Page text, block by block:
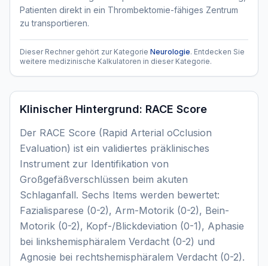
Patienten direkt in ein Thrombektomie-fähiges Zentrum
zu transportieren.
Dieser Rechner gehört zur Kategorie Neurologie. Entdecken Sie
weitere medizinische Kalkulatoren in dieser Kategorie.
Klinischer Hintergrund: RACE Score
Der RACE Score (Rapid Arterial oCclusion
Evaluation) ist ein validiertes präklinisches
Instrument zur Identifikation von
Großgefäßverschlüssen beim akuten
Schlaganfall. Sechs Items werden bewertet:
Fazialisparese (0-2), Arm-Motorik (0-2), Bein-
Motorik (0-2), Kopf-/Blickdeviation (0-1), Aphasie
bei linkshemisphäralem Verdacht (0-2) und
Agnosie bei rechtshemisphäralem Verdacht (0-2).